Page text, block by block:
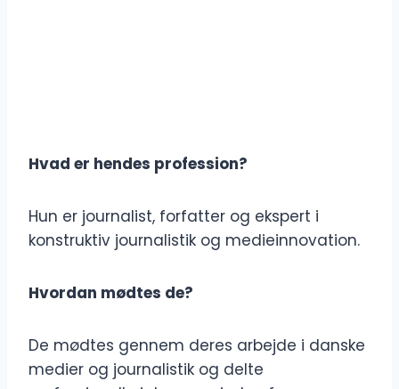
Hvad er hendes profession?
Hun er journalist, forfatter og ekspert i
konstruktiv journalistik og medieinnovation.
Hvordan mødtes de?
De mødtes gennem deres arbejde i danske
medier og journalistik og delte